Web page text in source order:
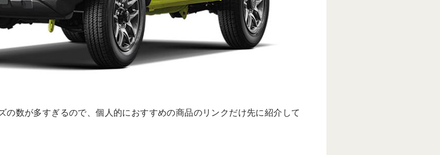
の数が多すぎるので、個人的におすすめの商品のリンクだけ先に紹介して